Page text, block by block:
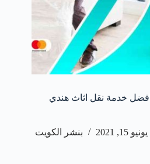
نقل عفش صبحان 50993766 افضل خدمة نقل اثاث هندي
يونيو 15, 2021 بنشر الكويت